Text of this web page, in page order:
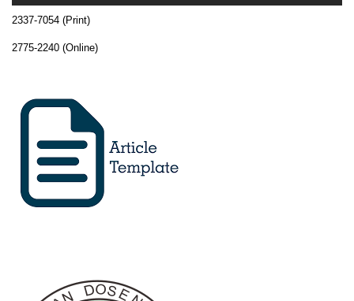
2337-7054 (Print)
2775-2240 (Online)